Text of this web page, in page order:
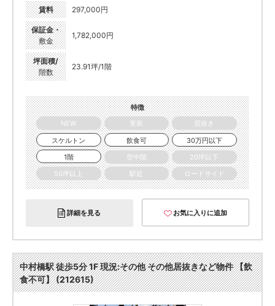
賃料 297,000円
保証金・
敷金
1,782,000円
坪面積/
階数
23.91坪/1階
特徴
NEW
更新
居抜き
スケルトン
飲食可
30万円以下
1階
空中階
20坪以下
50坪以上
駅近 ロードサイド
詳細を見る お気に入りに追加
中村橋駅 徒歩5分 1F 現況:その他 その他居抜きなど物件 【飲
食不可】 (212615)